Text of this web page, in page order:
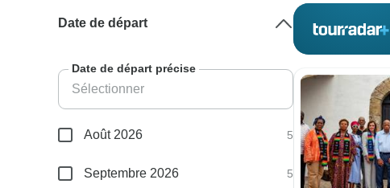
Date de départ
Date de départ précise
Août 2026 5
Septembre 2026 5